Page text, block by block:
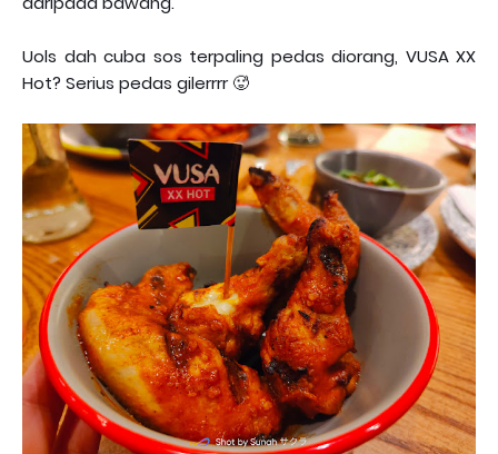
Uols dah cuba sos terpaling pedas diorang, VUSA XX
Hot? Serius pedas gilerrrr 🥵